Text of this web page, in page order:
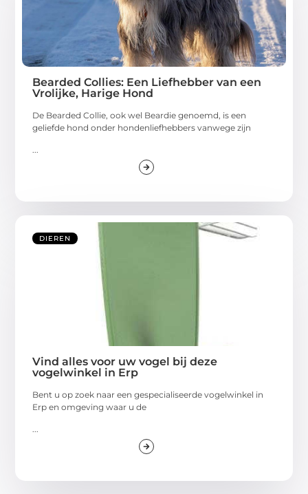
Bearded Collies: Een Liefhebber van een
Vrolijke, Harige Hond
De Bearded Collie, ook wel Beardie genoemd, is een
geliefde hond onder hondenliefhebbers vanwege zijn
DIEREN
Vind alles voor uw vogel bij deze
vogelwinkel in Erp
Bent u op zoek naar een gespecialiseerde vogelwinkel in
Erp en omgeving waar u de
...